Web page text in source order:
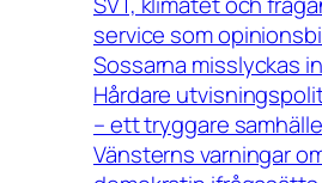
service som
Sossarna misslyckas
Hårdare
– ett tryggare
Vänsterns varningar